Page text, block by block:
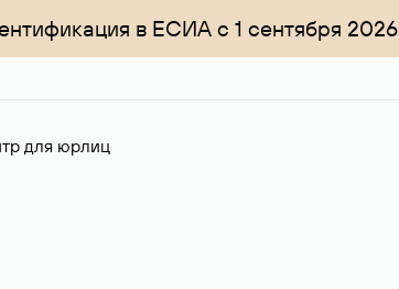
в ЕСИА с 1 сентября 2026
для юрлиц